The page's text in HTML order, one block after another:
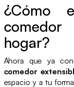
¿Cómo
hogar?
Ahora que ya
comedor
espacio y a tu